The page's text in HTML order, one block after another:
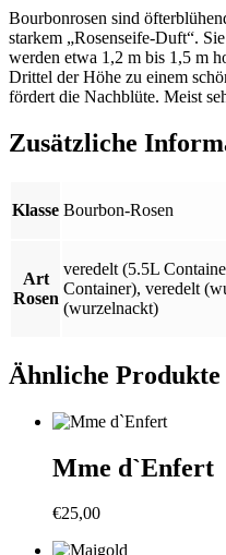
Bourbonrosen sind
starkem „Rosenseife-Duft“.
werden etwa 1,2 m bis 1,5 m
Drittel der Höhe zu einem
fördert die Nachblüte. Meist
Zusätzliche
Klasse Bourbon-Rosen
Art
Rosen
veredelt (5.5L
Container), veredelt
(wurzelnackt)
Ähnliche Produkte
Mme d`Enfert
€25,00